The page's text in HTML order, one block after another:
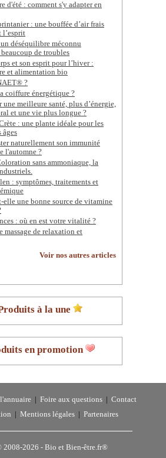
d'été : comment s'y adapter en
: une bouffée d’air frais
l’esprit
déséquilibre méconnu
de troubles
et son esprit pour l’hiver :
et alimentation bio
?
coiffure énergétique ?
meilleure santé, plus d’énergie,
et une vie plus longue ?
: une plante idéale pour les
âges
naturellement son immunité
l'automne ?
sans ammoniaque, la
: symptômes, traitements et
elle une bonne source de vitamine
: où en est votre vitalité ?
massage de relaxation et
Voir nos autres articles
à la une
en promotion
Foire aux questions
Contact
Mentions légales Partenaires
2026 - Bio et Bien-être.fr®